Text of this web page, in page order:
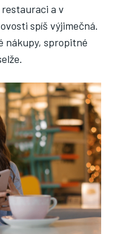
a v
spíš výjimečná.
nákupy, spropitné